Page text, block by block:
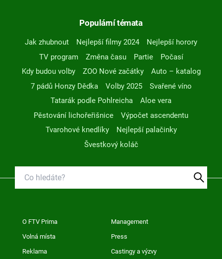
Populární témata
Jak zhubnout Nejlepší filmy 2024
Nejlepší horory
TV program
Změna času Partie
Počasí
Kdy budou volby
ZOO Nové začátky
Auto – katalog
7 pádů Honzy Dědka
Volby 2025
Svařené víno
Tatarák podle Pohlreicha
Aloe vera
Pěstování lichořeřišnice
Výpočet ascendentu
Tvarohové knedlíky
Nejlepší palačinky
Švestkový koláč
O FTV Prima Management
Volná místa Press
Reklama Castingy a výzvy